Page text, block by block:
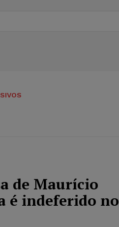
de Maurício
é indeferido no